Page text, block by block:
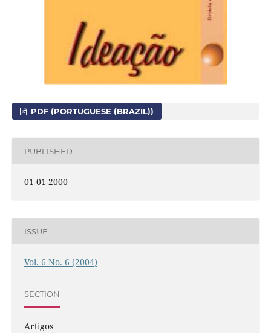
PDF (PORTUGUESE (BRAZIL))
PUBLISHED
01-01-2000
ISSUE
Vol. 6 No. 6 (2004)
SECTION
Artigos